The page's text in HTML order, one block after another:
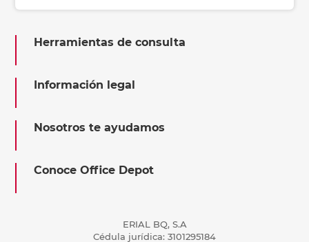
Herramientas de consulta
Información legal
Nosotros te ayudamos
Conoce Office Depot
ERIAL BQ, S.A
Cédula jurídica: 3101295184